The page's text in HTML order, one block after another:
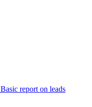
Basic report on leads